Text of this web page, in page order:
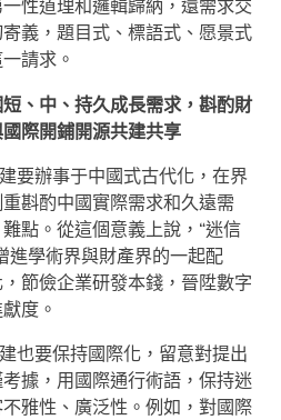
性道理和邏輯歸納，還需求交
義，題目式、標語式、愿景式
請求。
、中、持久成長需求，斟酌財
際開鋪開源共建共享
要辦事于中國式古代化，在界
斟酌中國實際需求和久遠需
點。從這個意義上說，“迷信
進學術界與財產界的一起配
節儉企業研發本錢，晉陞數字
度。
也要保持國際化，留意對提出
據，用國際通行術語，保持迷
雅性、廣泛性。例如，對國際